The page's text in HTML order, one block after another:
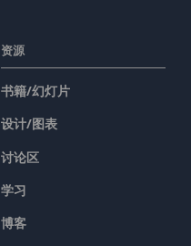
资源
书籍/幻灯片
设计/图表
讨论区
学习
博客